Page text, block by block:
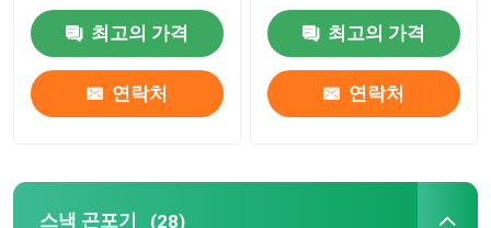
최고의 가격
연락처
최고의 가격
연락처
스낵 곤포기 (28)